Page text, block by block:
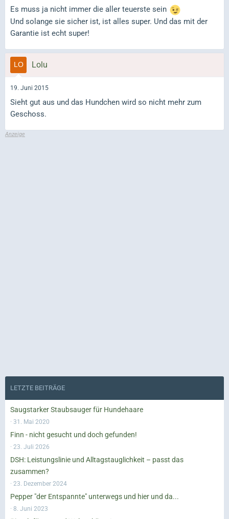
Es muss ja nicht immer die aller teuerste sein
Und solange sie sicher ist, ist alles super. Und das mit der
Garantie ist echt super!
Lolu
19. Juni 2015
Sieht gut aus und das Hundchen wird so nicht mehr zum
Geschoss.
LETZTE BEITRÄGE
Saugstarker Staubsauger für Hundehaare
31. Mai 2020
Finn - nicht gesucht und doch gefunden!
23. Juli 2026
DSH: Leistungslinie und Alltagstauglichkeit – passt das
zusammen?
23. Dezember 2024
Pepper "der Entspannte" unterwegs und hier und da...
8. Juni 2023